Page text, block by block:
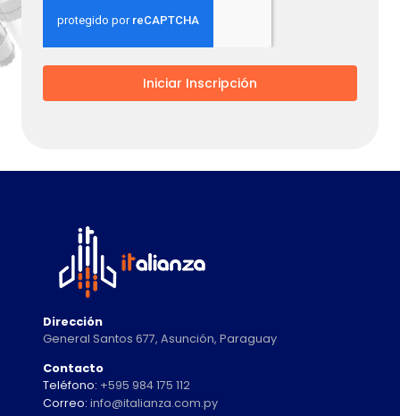
Iniciar Inscripción
Dirección
General Santos 677, Asunción, Paraguay
Contacto
Teléfono: +595 984 175 112
Correo: info@italianza.com.py